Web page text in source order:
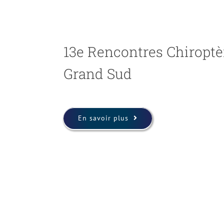
13e Rencontres
Grand Sud
En savoir plus